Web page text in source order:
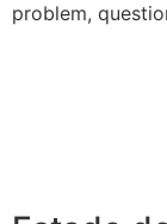
problem,